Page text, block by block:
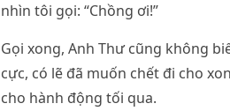
nhìn tôi gọi: “Chồng ơi!”
Gọi xong, Anh Thư cũng không
cực, có lẽ đã muốn chết đi cho
cho hành động tối qua.